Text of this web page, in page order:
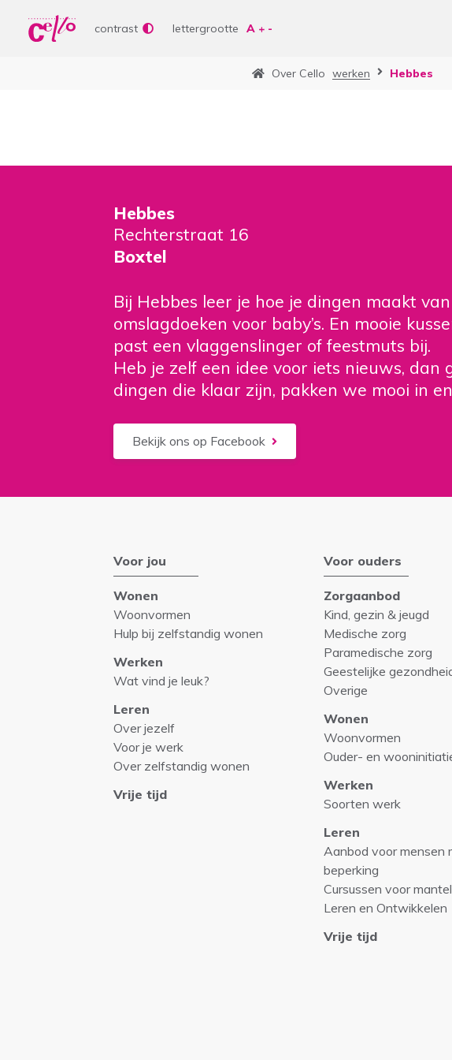
contrast lettergrootte
Vrije tijd
Aanbod voor mensen
Vrije tijd
Woonvormen Zorgaanbod
Over Cello werken Hebbes
Hebbes
Rechterstraat 16
Boxtel
Bij Hebbes leer je hoe je dingen maakt
omslagdoeken voor baby’s. En mooie
past een vlaggenslinger of feestmuts bij.
Heb je zelf een idee voor iets nieuws, dan
dingen die klaar zijn, pakken we mooi in
Bekijk ons op Facebook
Voor jou
Wonen
Woonvormen
Hulp bij zelfstandig wonen
Werken
Wat vind je leuk?
Leren
Over jezelf
Voor je werk
Over zelfstandig wonen
Vrije tijd
Voor ouders
Zorgaanbod
Kind, gezin & jeugd
Medische zorg
Paramedische zorg
Geestelijke
Overige
Wonen
Woonvormen
Ouder- en
Werken
Soorten werk
Leren
Aanbod voor mensen
beperking
Cursussen voor
Leren en Ontwikkelen
Vrije tijd